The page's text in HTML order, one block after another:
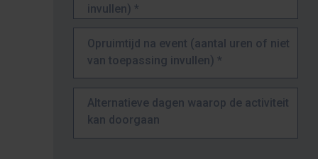
invullen) *
Opruimtijd na event (aantal uren of niet
van toepassing invullen) *
Alternatieve dagen waarop de activiteit
kan doorgaan